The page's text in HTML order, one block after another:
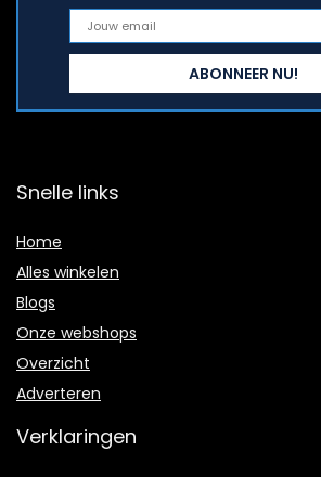
Snelle links
Home
Alles winkelen
Blogs
Onze webshops
Overzicht
Adverteren
Verklaringen